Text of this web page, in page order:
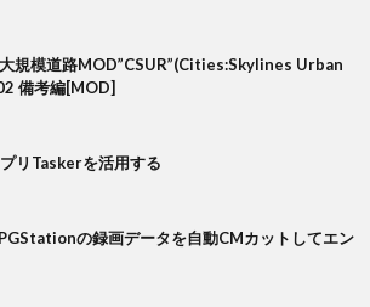
規模道路MOD”CSUR”(Cities:Skylines Urban
備考編[MOD]
リTaskerを活用する
の録画データを自動CMカットしてエン